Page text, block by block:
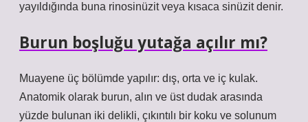
yayıldığında buna rinosinüzit veya kısaca sinüzit denir.
Burun boşluğu yutağa açılır mı?
Muayene üç bölümde yapılır: dış, orta ve iç kulak.
Anatomik olarak burun, alın ve üst dudak arasında
yüzde bulunan iki delikli, çıkıntılı bir koku ve solunum